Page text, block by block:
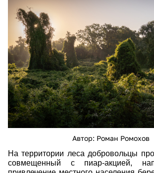
dsc03862.jpg
Автор: Роман Ромохов
На территории леса добровольцы
совмещенный с пиар-акцией,